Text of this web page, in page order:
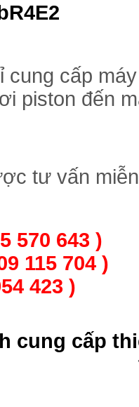
cung cấp
piston đến
tư vấn
570 643 )
115 704 )
423 )
cung cấp